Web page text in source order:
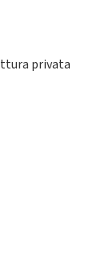
privata